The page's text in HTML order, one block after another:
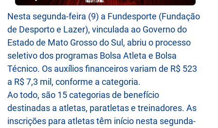
Nesta segunda-feira (9) a Fundesporte (Fundação
de Desporto e Lazer), vinculada ao Governo do
Estado de Mato Grosso do Sul, abriu o processo
seletivo dos programas Bolsa Atleta e Bolsa
Técnico. Os auxílios financeiros variam de R$ 523
a R$ 7,3 mil, conforme a categoria.
Ao todo, são 15 categorias de benefício
destinadas a atletas, paratletas e treinadores. As
inscrições para atletas têm início nesta segunda-